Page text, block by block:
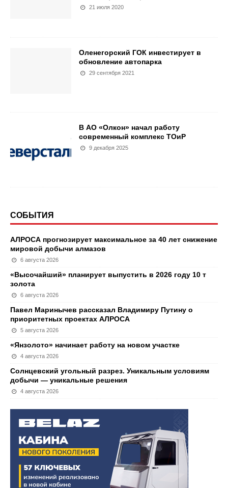
21 июля 2020
Оленегорский ГОК инвестирует в
обновление автопарка
29 сентября 2021
В АО «Олкон» начал работу
современный комплекс ТОиР
9 декабря 2025
СОБЫТИЯ
АЛРОСА прогнозирует максимальное за 40 лет снижение
мировой добычи алмазов
6 августа 2026
«Высочайший» планирует выпустить в 2026 году 10 т
золота
6 августа 2026
Павел Маринычев рассказал Владимиру Путину о
приоритетных проектах АЛРОСА
5 августа 2026
«Янзолото» начинает работу на новом участке
4 августа 2026
Солнцевский угольный разрез. Уникальным условиям
добычи — уникальные решения
4 августа 2026